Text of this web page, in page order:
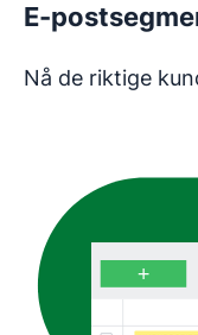
E-
Nå de riktige